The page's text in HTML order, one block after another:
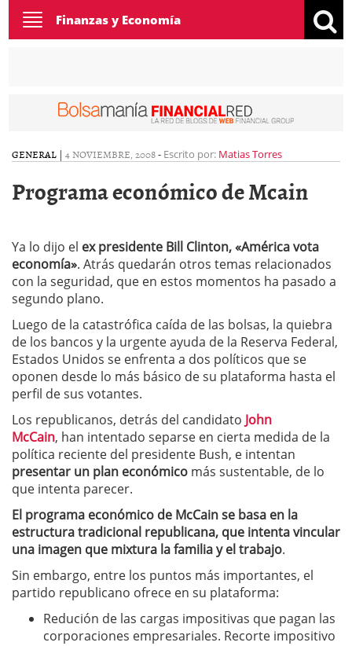
Toggle
navigation
Finanzas y Economía
GENERAL | 4 NOVIEMBRE, 2008- Escrito por: Matias Torres
Programa económico de Mcain
Ya lo dijo el ex presidente Bill Clinton, «América vota
economía». Atrás quedarán otros temas relacionados
con la seguridad, que en estos momentos ha pasado a
segundo plano.
Luego de la catastrófica caída de las bolsas, la quiebra
de los bancos y la urgente ayuda de la Reserva Federal,
Estados Unidos se enfrenta a dos políticos que se
oponen desde lo más básico de su plataforma hasta el
perfil de sus votantes.
Los republicanos, detrás del candidato John
McCain, han intentado separse en cierta medida de la
política reciente del presidente Bush, e intentan
presentar un plan económico más sustentable, de lo
que intenta parecer.
El programa económico de McCain se basa en la
estructura tradicional republicana, que intenta vincular
una imagen que mixtura la familia y el trabajo.
Sin embargo, entre los puntos más importantes, el
partido republicano ofrece en su plataforma:
Redución de las cargas impositivas que pagan las
corporaciones empresariales. Recorte impositivo